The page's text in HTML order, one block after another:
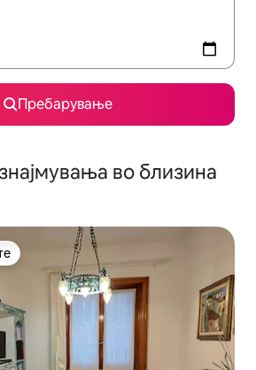
Пребарување
во близина